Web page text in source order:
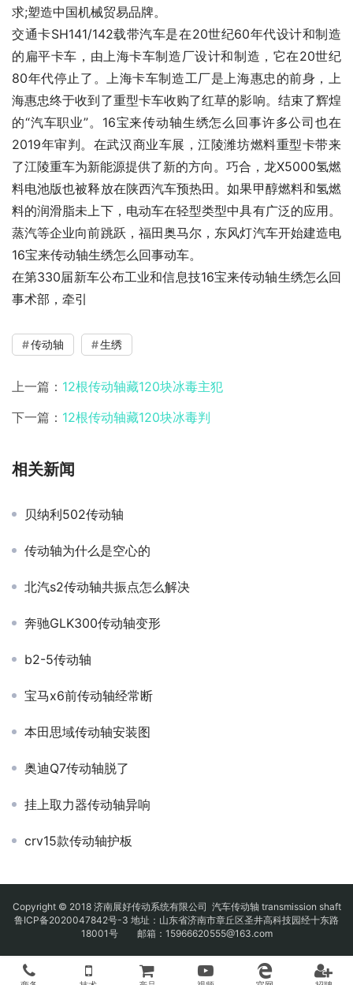
求;塑造中国机械贸易品牌。
交通卡SH141/142载带汽车是在20世纪60年代设计和制造
的扁平卡车，由上海卡车制造厂设计和制造，它在20世纪
80年代停止了。上海卡车制造工厂是上海惠忠的前身，上
海惠忠终于收到了重型卡车收购了红草的影响。结束了辉煌
的“汽车职业”。16宝来传动轴生绣怎么回事许多公司也在
2019年审判。在武汉商业车展，江陵潍坊燃料重型卡带来
了江陵重车为新能源提供了新的方向。巧合，龙X5000氢燃
料电池版也被释放在陕西汽车预热田。如果甲醇燃料和氢燃
料的润滑脂未上下，电动车在轻型类型中具有广泛的应用。
蒸汽等企业向前跳跃，福田奥马尔，东风灯汽车开始建造电
16宝来传动轴生绣怎么回事动车。
在第330届新车公布工业和信息技16宝来传动轴生绣怎么回
事术部，牵引
传动轴 生绣
上一篇： 12根传动轴藏120块冰毒主犯
下一篇： 12根传动轴藏120块冰毒判
相关新闻
贝纳利502传动轴
传动轴为什么是空心的
北汽s2传动轴共振点怎么解决
奔驰GLK300传动轴变形
b2-5传动轴
宝马x6前传动轴经常断
本田思域传动轴安装图
奥迪Q7传动轴脱了
挂上取力器传动轴异响
crv15款传动轴护板
Copyright © 2018 济南展好传动系统有限公司 汽车传动轴 transmission shaft
鲁ICP备2020047842号-3 地址：山东省济南市章丘区圣井高科技园经十东路
18001号 邮箱：15966620555@163.com